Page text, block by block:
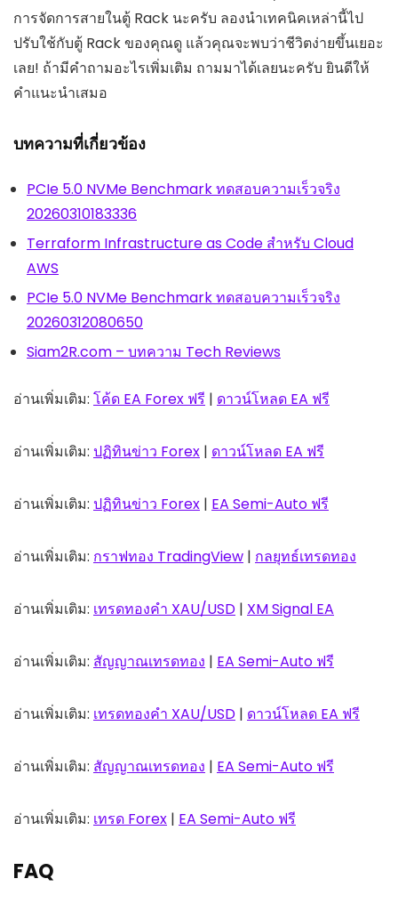
การจัดการสายในตู้ Rack นะครับ ลองนำเทคนิคเหล่านี้ไป
ปรับใช้กับตู้ Rack ของคุณดู แล้วคุณจะพบว่าชีวิตง่ายขึ้นเยอะ
เลย! ถ้ามีคำถามอะไรเพิ่มเติม ถามมาได้เลยนะครับ ยินดีให้
คำแนะนำเสมอ
บทความที่เกี่ยวข้อง
PCIe 5.0 NVMe Benchmark ทดสอบความเร็วจริง
20260310183336
Terraform Infrastructure as Code สำหรับ Cloud
AWS
PCIe 5.0 NVMe Benchmark ทดสอบความเร็วจริง
20260312080650
Siam2R.com – บทความ Tech Reviews
อ่านเพิ่มเติม: โค้ด EA Forex ฟรี | ดาวน์โหลด EA ฟรี
อ่านเพิ่มเติม: ปฏิทินข่าว Forex | ดาวน์โหลด EA ฟรี
อ่านเพิ่มเติม: ปฏิทินข่าว Forex | EA Semi-Auto ฟรี
อ่านเพิ่มเติม: กราฟทอง TradingView | กลยุทธ์เทรดทอง
อ่านเพิ่มเติม: เทรดทองคำ XAU/USD | XM Signal EA
อ่านเพิ่มเติม: สัญญาณเทรดทอง | EA Semi-Auto ฟรี
อ่านเพิ่มเติม: เทรดทองคำ XAU/USD | ดาวน์โหลด EA ฟรี
อ่านเพิ่มเติม: สัญญาณเทรดทอง | EA Semi-Auto ฟรี
อ่านเพิ่มเติม: เทรด Forex | EA Semi-Auto ฟรี
FAQ